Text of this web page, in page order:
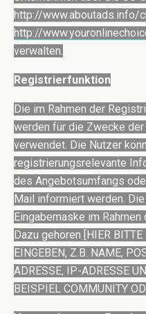
http://www.aboutads.info/
http://
verwalten.
Registrierfunktion
Die im Rahmen der
werden für die Zwecke
verwendet. Die Nutzer
registrierungsrelevante
des Angebotsumfangs
Mail informiert werden.
Eingabemaske im
Dazu gehören [HIER BITTE
EINGEBEN, Z.B. NAME,
ADRESSE, IP-ADRESSE
BEISPIEL COMMUNITY